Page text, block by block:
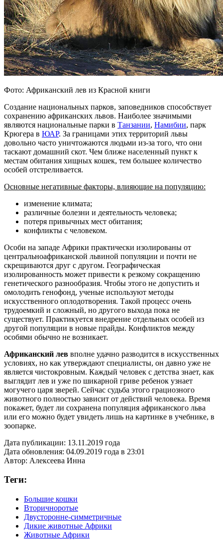
Фото: Африканский лев из Красной книги
Создание национальных парков, заповедников способствует
сохранению африканских львов. Наиболее значимыми
являются национальные парки в Танзании, Намибии, парк
Крюгера в ЮАР. За границами этих территорий львы
довольно часто уничтожаются людьми из-за того, что они
таскают домашний скот. Чем ближе населенный пункт к
местам обитания хищных кошек, тем большее количество
особей отстреливается.
Основные негативные факторы, влияющие на популяцию:
изменение климата;
различные болезни и деятельность человека;
потеря привычных мест обитания;
конфликты с человеком.
Особи на западе Африки практически изолированы от
центральноафриканской львиной популяции и почти не
скрещиваются друг с другом. Географическая
изолированность может привести к резкому сокращению
генетического разнообразия. Чтобы этого не допустить и
омолодить генофонд, ученые используют методы
искусственного оплодотворения. Такой процесс очень
трудоемкий и сложный, но другого выхода пока не
существует. Практикуется внедрение отдельных особей из
другой популяции в новые прайды. Конфликтов между
особями обычно не возникает.
Африканский лев вполне удачно разводится в искусственных
условиях, но как утверждают специалисты, он давно уже не
является чистокровным. Каждый человек с детства знает, как
выглядит лев и уже по шикарной гриве ребенок узнает
могучего царя зверей. Сейчас судьба этого грациозного
животного полностью зависит от действий человека. Время
покажет, будет ли сохранена популяция африканского льва
или его можно будет увидеть лишь на картинке в учебнике, в
зоопарке.
Дата публикации: 13.11.2019 года
Дата обновления: 04.09.2019 года в 23:01
Автор: Алексеева Инна
Теги:
Большие кошки
Вторичноротые
Двусторонне-симметричные
Дикие животные Африки
Животные Африки